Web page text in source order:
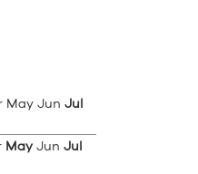
May Jun Jul
May Jun Jul